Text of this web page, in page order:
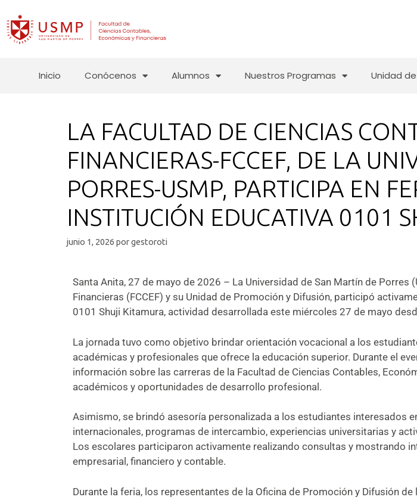
Inicio Conócenos Alumnos Nuestros Programas Unidad
LA FACULTAD DE CIENCIAS
FINANCIERAS-FCCEF, DE LA
PORRES-USMP, PARTICIPA EN
INSTITUCIÓN EDUCATIVA 0101
junio 1, 2026 porgestoroti
Santa Anita, 27 de mayo de 2026 – La Universidad de San Martín de
Financieras (FCCEF) y su Unidad de Promoción y Difusión, participó
0101 Shuji Kitamura, actividad desarrollada este miércoles 27 de mayo
La jornada tuvo como objetivo brindar orientación vocacional a los
académicas y profesionales que ofrece la educación superior. Durante el
información sobre las carreras de la Facultad de Ciencias Contables,
académicos y oportunidades de desarrollo profesional.
Asimismo, se brindó asesoría personalizada a los estudiantes interesados
internacionales, programas de intercambio, experiencias universitarias y
Los escolares participaron activamente realizando consultas y mostrando
empresarial, financiero y contable.
Durante la feria, los representantes de la Oficina de Promoción y Difusión